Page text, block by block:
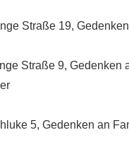
Straße 19,
Straße 9, Gedenken
5, Gedenken an